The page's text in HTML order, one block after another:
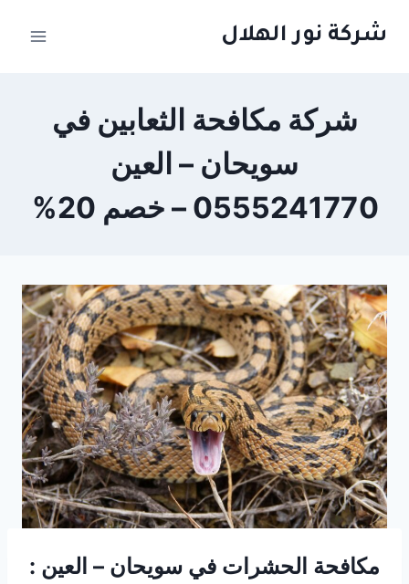
شركة نور الهلال
شركة مكافحة الثعابين في
سويحان – العين
0555241770 – خصم 20%
مكافحة الحشرات في سويحان – العين :